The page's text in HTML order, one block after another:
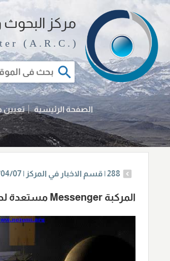
مرکز البحوث
(A.R.C.)
الصفحة الرئيسية تعیین
288
| قسم الاخبار في المركز | 07
المركبة Messenger مستعدة لدخول مدار عطارد